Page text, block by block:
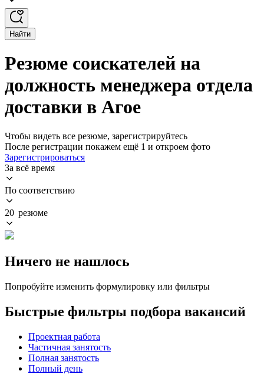
Найти
Резюме соискателей на
должность менеджера отдела
доставки в Агое
Чтобы видеть все резюме, зарегистрируйтесь
После регистрации покажем ещё 1 и откроем фото
Зарегистрироваться
За всё время
По соответствию
20 резюме
Ничего не нашлось
Попробуйте изменить формулировку или фильтры
Быстрые фильтры подбора вакансий
Проектная работа
Частичная занятость
Полная занятость
Полный день